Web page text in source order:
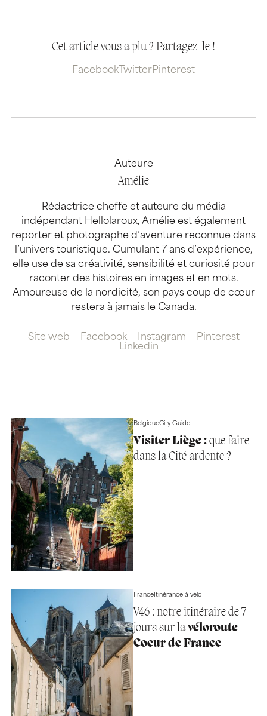
Cet article vous a plu ? Partagez-le !
Facebook TwitterPinterest
Auteure
Amélie
Rédactrice cheffe et auteure du média
indépendant Hellolaroux, Amélie est également
reporter et photographe d’aventure reconnue dans
l’univers touristique. Cumulant 7 ans d’expérience,
elle use de sa créativité, sensibilité et curiosité pour
raconter des histoires en images et en mots.
Amoureuse de la nordicité, son pays coup de cœur
restera à jamais le Canada.
Site web Facebook Instagram
Pinterest
Linkedin
BelgiqueCity Guide
Visiter Liège :que faire
dans la Cité ardente ?
FranceItinérance à vélo
V46 : notre itinéraire de 7
jours sur lavéloroute
Coeur de France